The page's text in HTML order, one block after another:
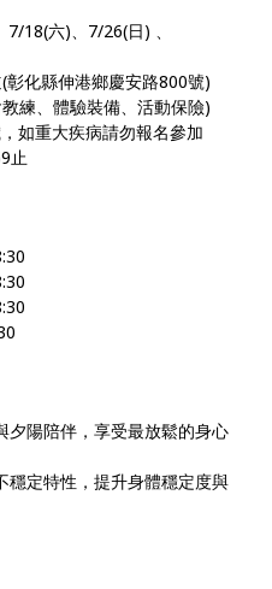
18(六)、7/26(日) 、
化縣伸港鄉慶安路800號)
練、體驗裝備、活動保險)
如重大疾病請勿報名參加
止​
陽陪伴，享受最放鬆的身心
定特性，提升身體穩定度與